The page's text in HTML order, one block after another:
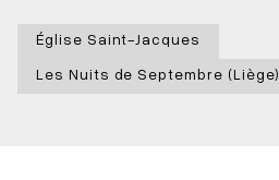
Église Saint-Jacques
Les Nuits de Septembre (Liège)